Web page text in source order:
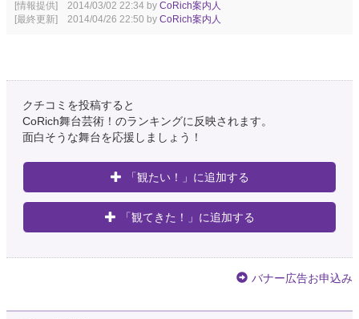
[情報提供] 2014/03/02 22:34 by CoRich案内人
[最終更新] 2014/04/26 22:50 by CoRich案内人
クチコミを投稿すると
CoRich舞台芸術！のランキングに反映されます。
面白そうな舞台を応援しましょう！
「観たい！」に追加する
「観てきた！」に追加する
バナー広告お申込み